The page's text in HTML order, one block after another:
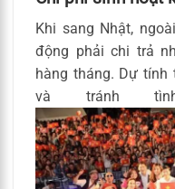
Khi sang Nhật,
động phải chi trả
hàng tháng. Dự tính
và tránh